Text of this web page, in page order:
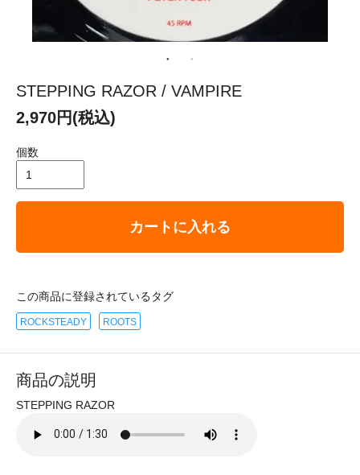
STEPPING RAZOR / VAMPIRE
2,970円(税込)
個数
カートに入れる
この商品に登録されているタグ
ROCKSTEADY ROOTS
商品の説明
STEPPING RAZOR